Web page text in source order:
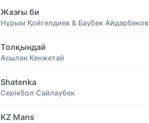
Жазғы би
Нұрым Қойгелдиев & Баубек Айдарбеков
Толқындай
Асылан Кенжетай
Shatenka
Серікбол Сайлаубек
KZ Mans